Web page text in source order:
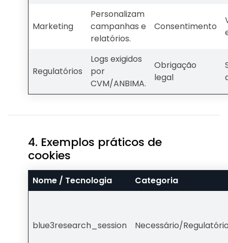
Marketing
Personalizam
campanhas e
relatórios.
Consentimento
Regulatórios
Logs exigidos
por
CVM/ANBIMA.
Obrigação
legal
4. Exemplos práticos de
cookies
Nome / Tecnologia Categoria
blue3research_session Necessário/